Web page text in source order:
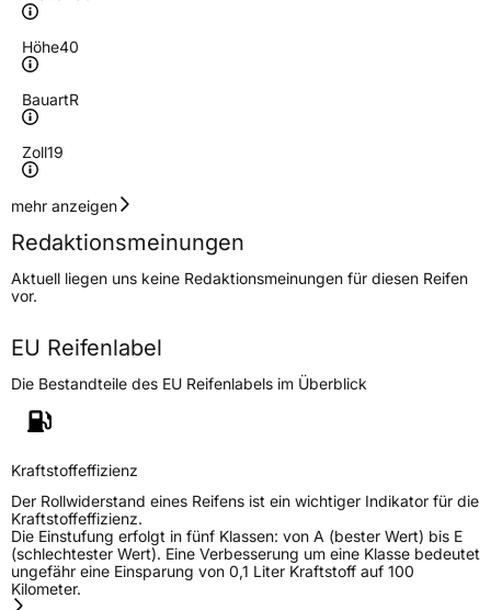
Höhe40
BauartR
Zoll19
Geschwindigkeitsindex
Lastindex 96
Generelle Merkmale
Verwendung
ModellnameGreen 3 4S
FahrzeugartPKW & SUV
Weitere Eigenschaften
mehr anzeigen
Redaktionsmeinungen
Aktuell liegen uns keine Redaktionsmeinungen für diesen Reifen
vor.
EU Reifenlabel
Die Bestandteile des EU Reifenlabels im Überblick
Kraftstoffeffizienz
Der Rollwiderstand eines Reifens ist ein wichtiger Indikator für die
Kraftstoffeffizienz.
Die Einstufung erfolgt in fünf Klassen: von A (bester Wert) bis E
(schlechtester Wert). Eine Verbesserung um eine Klasse bedeutet
ungefähr eine Einsparung von 0,1 Liter Kraftstoff auf 100
Kilometer.